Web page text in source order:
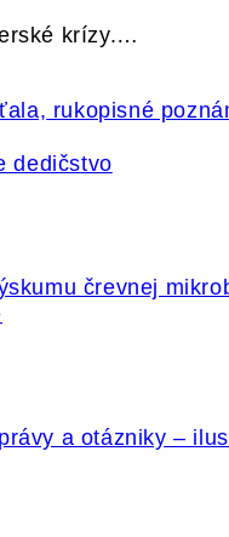
krízy.…
dedičstvo